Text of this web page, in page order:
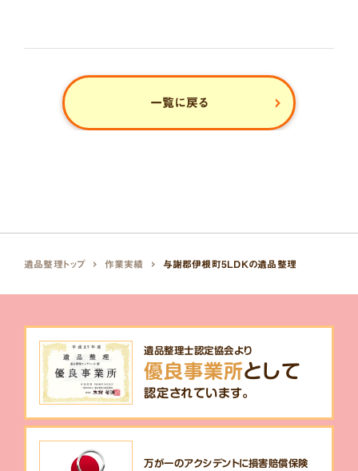
一覧に戻る
遺品整理トップ 作業実績 与謝郡伊根町5LDKの遺品整理
遺品整理士認定協会より
優良事業所として
認定されています。
万が一のアクシデントに損害賠償保険